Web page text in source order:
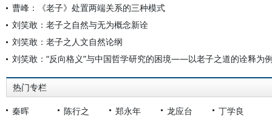
曹峰：《老子》处置两端关系的三种模式
刘笑敢：老子之自然与无为概念新诠
刘笑敢：老子之人文自然论纲
刘笑敢：“反向格义”与中国哲学研究的困境——以老子之道的诠释为
热门专栏
秦晖 陈行之 郑永年 龙应台
丁学良